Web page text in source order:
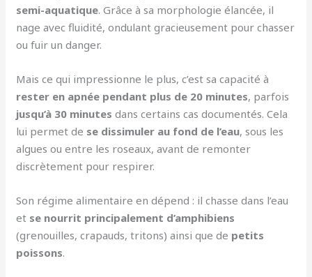
semi-aquatique. Grâce à sa morphologie élancée, il
nage avec fluidité, ondulant gracieusement pour chasser
ou fuir un danger.
Mais ce qui impressionne le plus, c’est sa capacité à
rester en apnée pendant plus de 20 minutes, parfois
jusqu’à 30 minutes dans certains cas documentés. Cela
lui permet de se dissimuler au fond de l’eau, sous les
algues ou entre les roseaux, avant de remonter
discrètement pour respirer.
Son régime alimentaire en dépend : il chasse dans l’eau
et se nourrit principalement d’amphibiens
(grenouilles, crapauds, tritons) ainsi que de petits
poissons.